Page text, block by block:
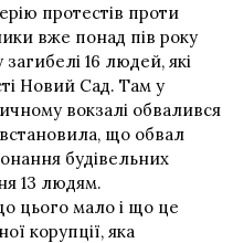
протестів проти
вже понад пів року
16 людей, які
Новий Сад. Там у
вокзалі обвалився
що обвал
будівельних
13 людям.
цього мало і що це
корупції, яка